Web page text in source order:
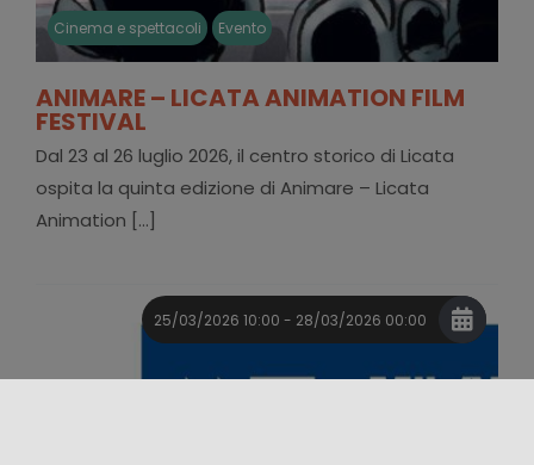
Cinema e spettacoli Evento
ANIMARE – LICATA ANIMATION FILM
FESTIVAL
Dal 23 al 26 luglio 2026, il centro storico di Licata
ospita la quinta edizione di Animare – Licata
Animation [...]
25/03/2026 10:00 - 28/03/2026 00:00